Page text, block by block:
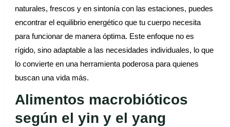
naturales, frescos y en sintonía con las estaciones, puedes
encontrar el equilibrio energético que tu cuerpo necesita
para funcionar de manera óptima. Este enfoque no es
rígido, sino adaptable a las necesidades individuales, lo que
lo convierte en una herramienta poderosa para quienes
buscan una vida más.
Alimentos macrobióticos
según el yin y el yang